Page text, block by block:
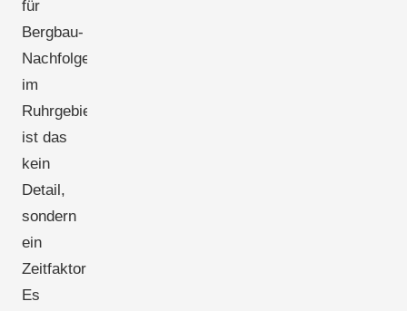
für
Bergbau-
Nachfolgeflächen
im
Ruhrgebiet
ist das
kein
Detail,
sondern
ein
Zeitfaktor:
Es